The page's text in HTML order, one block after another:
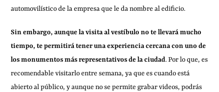
automovilístico de la empresa que le da nombre al edificio.
Sin embargo, aunque la visita al vestíbulo no te llevará mucho
tiempo, te permitirá tener una experiencia cercana con uno de
los monumentos más representativos de la ciudad. Por lo que, es
recomendable visitarlo entre semana, ya que es cuando está
abierto al público, y aunque no se permite grabar videos, podrás